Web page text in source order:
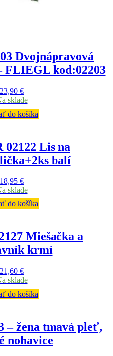
Dvojnápravová
FLIEGL kod:02203
23,90 €
sklade
do košíka
02122 Lis na
balí
18,95 €
sklade
do košíka
Miešačka a
krmí
21,60 €
sklade
do košíka
– žena tmavá pleť,
nohavice